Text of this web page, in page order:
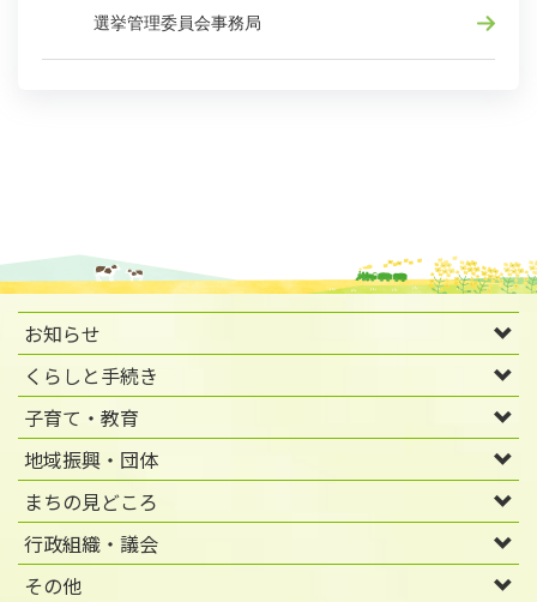
選挙管理委員会事務局
お知らせ
くらしと手続き
子育て・教育
地域振興・団体
まちの見どころ
行政組織・議会
その他